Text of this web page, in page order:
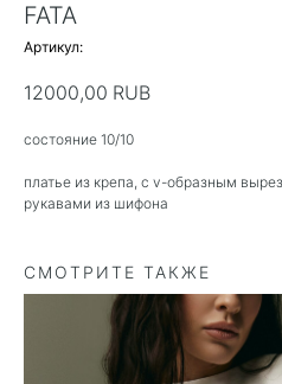
FATA
Артикул:
12000,00 RUB
состояние 10/10
платье из крепа, с v-образным
рукавами из шифона
СМОТРИТЕ ТАКЖЕ